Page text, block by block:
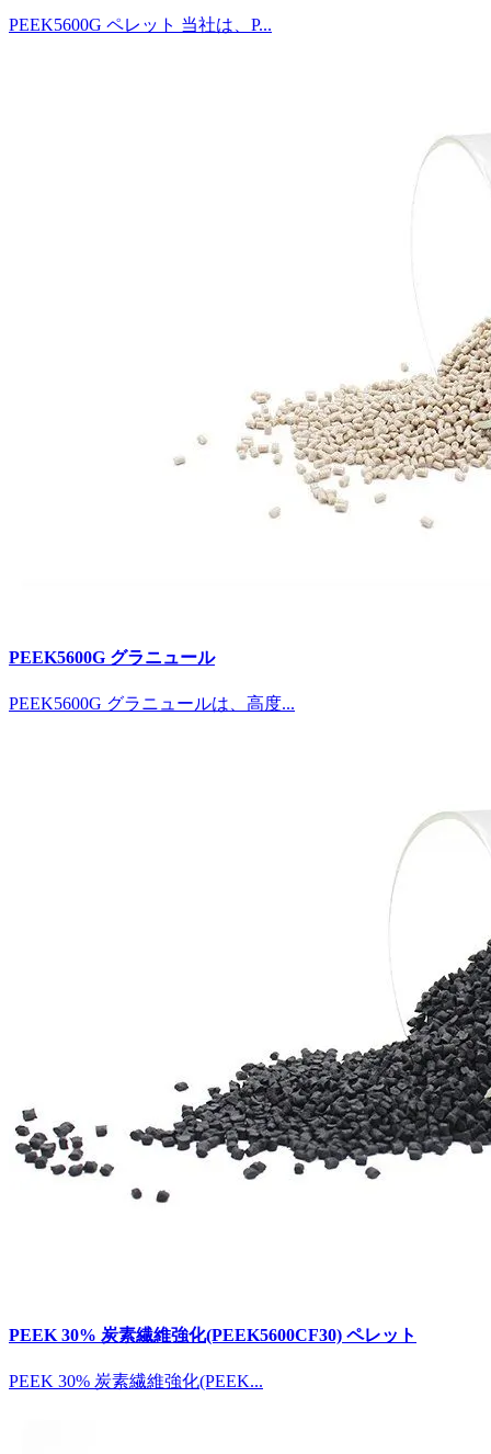
PEEK5600G ペレット 当社は、P...
PEEK5600G グラニュール
PEEK5600G グラニュールは、高度...
PEEK 30% 炭素繊維強化(PEEK5600CF30) ペレット
PEEK 30% 炭素繊維強化(PEEK...